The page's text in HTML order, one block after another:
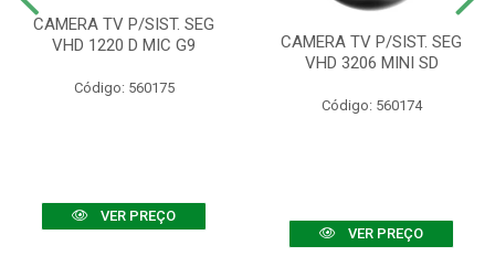
CAMERA TV P/SIST. SEG
VHD 1220 D MIC G9
Código: 560175
VER PREÇO
CAMERA TV P/SIST. SEG
VHD 3206 MINI SD
Código: 560174
VER PREÇO